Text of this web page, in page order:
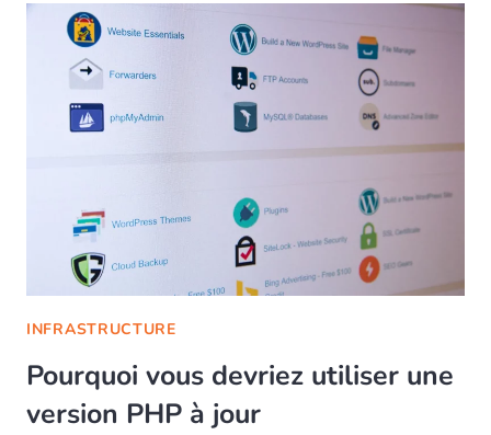
INFRASTRUCTURE
Pourquoi vous devriez utiliser une
version PHP à jour